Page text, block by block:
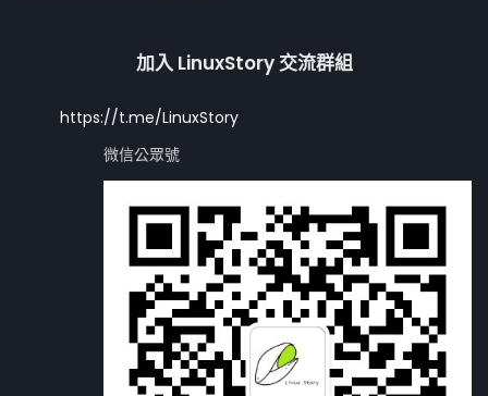
加入 LinuxStory 交流群組
https://t.me/LinuxStory
微信公眾號